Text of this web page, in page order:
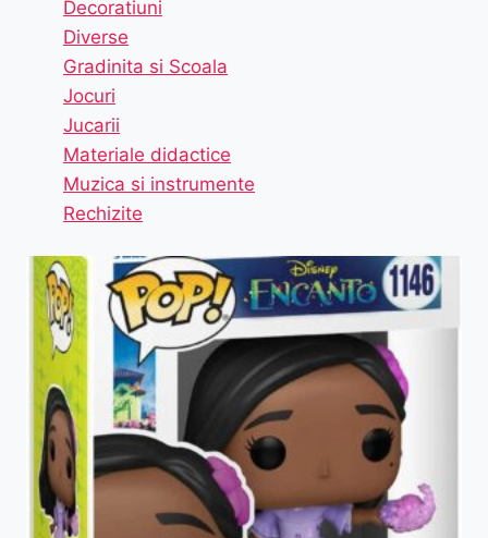
Decoratiuni
Diverse
Gradinita si Scoala
Jocuri
Jucarii
Materiale didactice
Muzica si instrumente
Rechizite